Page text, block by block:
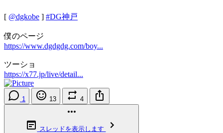
[ @dgkobe ] #DG神戸
僕のページ
https://www.dgdgdg.com/boy...
ツーショ
https://x77.jp/live/detail...
1 13 4
スレッドを表示します